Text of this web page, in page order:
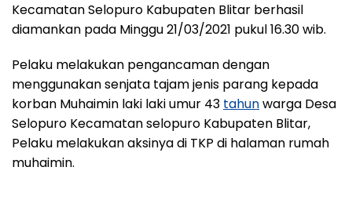
Kecamatan Selopuro Kabupaten Blitar berhasil
diamankan pada Minggu 21/03/2021 pukul 16.30 wib.
Pelaku melakukan pengancaman dengan
menggunakan senjata tajam jenis parang kepada
korban Muhaimin laki laki umur 43 tahunwarga Desa
Selopuro Kecamatan selopuro Kabupaten Blitar,
Pelaku melakukan aksinya di TKP di halaman rumah
muhaimin.